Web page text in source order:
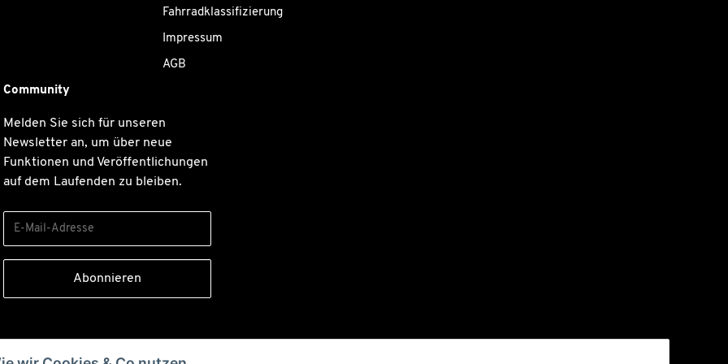
Fahrradklassifizierung
Impressum
AGB
Community
Melden Sie sich für unseren
Newsletter an, um über neue
Funktionen und Veröffentlichungen
auf dem Laufenden zu bleiben.
Abonnieren